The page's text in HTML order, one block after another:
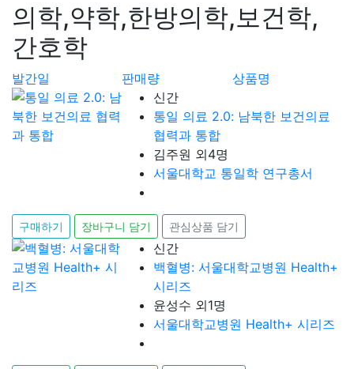
의학,약학,한방의학,보건학,
간호학
발간일 판매량
상품명
신간
통일 의료 2.0: 남북한 보건의료
협력과 통합
김주원 외4명
서울대학교 통일학 연구총서
구매하기 장바구니 담기 관심상품 담기
신간
백혈병: 서울대학교병원 Health+
시리즈
윤성수 외1명
서울대학교병원 Health+ 시리즈